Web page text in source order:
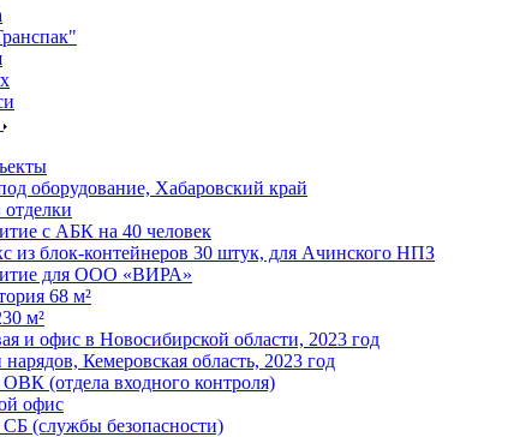
оборудование, Хабаровский край
отделки
с АБК на 40 человек
из блок-контейнеров 30 штук, для Ачинского НПЗ
для ООО «ВИРА»
68 м²
м²
и офис в Новосибирской области, 2023 год
Кемеровская область, 2023 год
(отдела входного контроля)
офис
(службы безопасности)